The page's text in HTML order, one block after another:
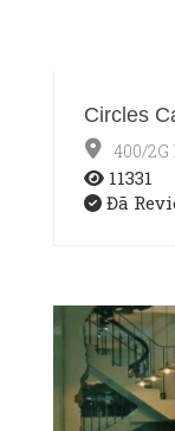
Circles
400/2G
11331
Đã